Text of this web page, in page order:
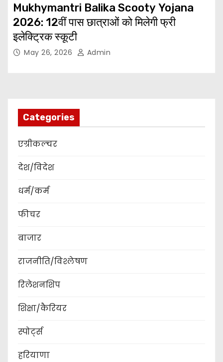
Mukhymantri Balika Scooty Yojana
2026: 12वीं पास छात्राओं को मिलेगी फ्री
इलेक्ट्रिक स्कूटी
May 26, 2026 Admin
Categories
एग्रीकल्चर
देश/विदेश
धर्म/कर्म
फीचर
बाजार
राजनीति/विश्लेषण
रिलेशनशिप
शिक्षा/कैरियर
स्पोर्ट्स
हरियाणा